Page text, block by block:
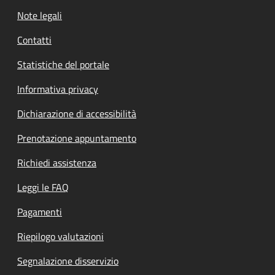
Note legali
Contatti
Statistiche del portale
Informativa privacy
Dichiarazione di accessibilità
Prenotazione appuntamento
Richiedi assistenza
Leggi le FAQ
Pagamenti
Riepilogo valutazioni
Segnalazione disservizio